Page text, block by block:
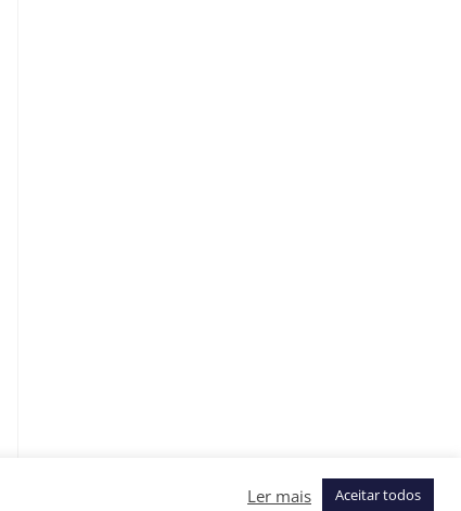
Ler mais Aceitar todos